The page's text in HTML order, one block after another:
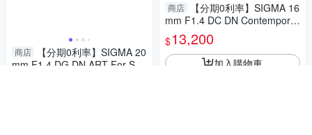
商店
【分期0利率】SIGMA 20
mm F1.4 DG DN ART For Son
商店
【分期0利率】SIGMA 16
mm F1.4 DC DN Contemporar
y for M4/3 恆伸公司貨 免運 德
寶光學 雲海季 廣角
$13,200
加入購物車